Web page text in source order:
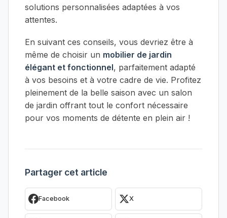
solutions personnalisées adaptées à vos
attentes.
En suivant ces conseils, vous devriez être à
même de choisir un mobilier de jardin
élégant et fonctionnel, parfaitement adapté
à vos besoins et à votre cadre de vie. Profitez
pleinement de la belle saison avec un salon
de jardin offrant tout le confort nécessaire
pour vos moments de détente en plein air !
Partager cet article
Facebook X